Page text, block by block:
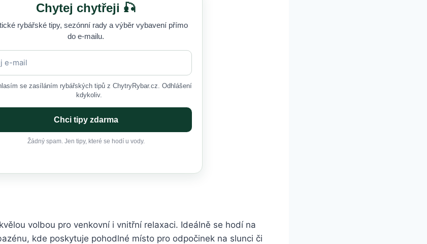
Chytej chytřeji 🎣
rybářské tipy, sezónní rady a výběr vybavení přímo
do e-mailu.
se zasíláním rybářských tipů z ChytryRybar.cz. Odhlášení
kdykoliv.
Chci tipy zdarma
Žádný spam. Jen tipy, které se hodí u vody.
volbou pro venkovní i vnitřní relaxaci. Ideálně se hodí na
kde poskytuje pohodlné místo pro odpočinek na slunci či